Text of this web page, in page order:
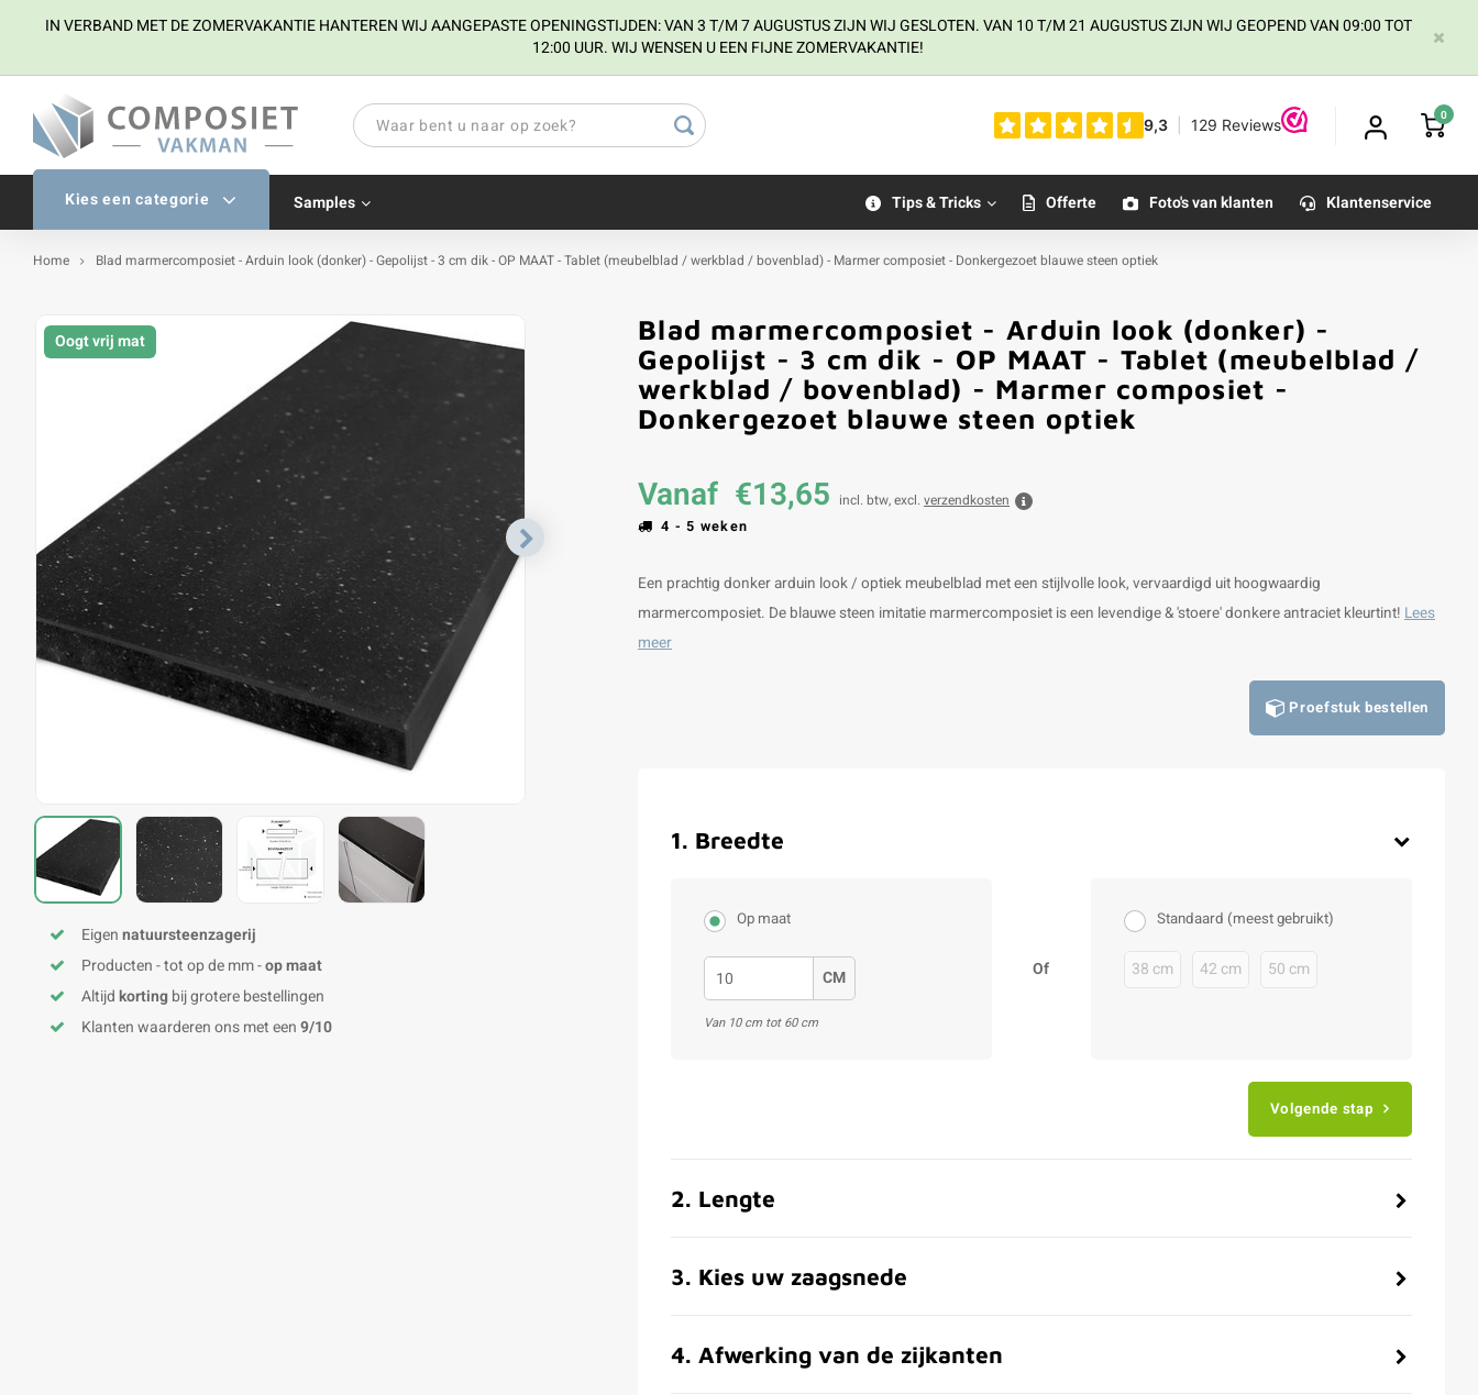
IN VERBAND MET DE ZOMERVAKANTIE HANTEREN WIJ AANGEPASTE OPENINGSTIJDEN: VAN 3 T/M 7 AUGUSTUS ZIJN WIJ GESLOTEN. VAN 10 T/M 21 AUGUSTUS ZIJN WIJ GEOPEND VAN 09:00 TOT
12:00 UUR. WIJ WENSEN U EEN FIJNE ZOMERVAKANTIE!
0
Kies een categorie Samples Tips & Tricks Offerte Foto's van klanten Klantenservice
Home Blad marmercomposiet - Arduin look (donker) - Gepolijst - 3 cm dik - OP MAAT - Tablet (meubelblad / werkblad / bovenblad) - Marmer composiet - Donkergezoet blauwe steen optiek
Oogt vrij mat
Eigennatuursteenzagerij
Producten - tot op de mm -op maat
Altijdkortingbij grotere bestellingen
Klanten waarderen ons met een9/10
Blad marmercomposiet - Arduin look (donker) -
Gepolijst - 3 cm dik - OP MAAT - Tablet (meubelblad /
werkblad / bovenblad) - Marmer composiet -
Donkergezoet blauwe steen optiek
Vanaf €13,65 incl. btw, excl. verzendkosten
4 - 5 weken
Een prachtig donker arduin look / optiek meubelblad met een stijlvolle look, vervaardigd uit hoogwaardig
marmercomposiet. De blauwe steen imitatie marmercomposiet is een levendige & 'stoere' donkere antraciet kleurtint! Lees
meer
Proefstuk bestellen
1. Breedte
Op maat
CM
Van 10 cm tot 60 cm
Of
Standaard (meest gebruikt)
38 cm 42 cm 50 cm
Volgende stap
2. Lengte
3. Kies uw zaagsnede
4. Afwerking van de zijkanten